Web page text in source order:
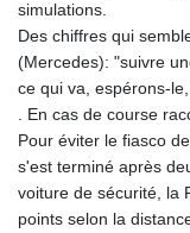
simulations.
Des chiffres qui
(Mercedes): "suivre
ce qui va, espérons-
. En cas de course
Pour éviter le fiasco
s'est terminé après
voiture de sécurité, la
points selon la